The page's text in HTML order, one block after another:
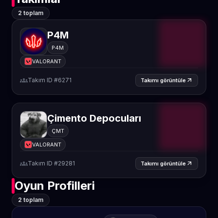
2 toplam
P4M
P4M
VALORANT
groupsTakım ID #6271 Takımı görüntüle arrow_outward
Çimento Depocuları
ÇMT
VALORANT
groupsTakım ID #29281 Takımı görüntüle arrow_outward
Oyun Profilleri
2 toplam